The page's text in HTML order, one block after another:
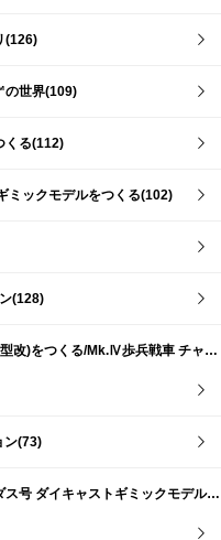
(126)
の世界(109)
くる(112)
ミックモデルをつくる(102)
(128)
ガールズ&パンツァー Ⅳ号戦車H型(D型改)をつくる/Mk.Ⅳ歩兵戦車 チャーチルMk.Ⅶをつくる(191)
ン(73)
アルカディア号/クイーン・エメラルダス号 ダイキャストギミックモデルをつくる(159)